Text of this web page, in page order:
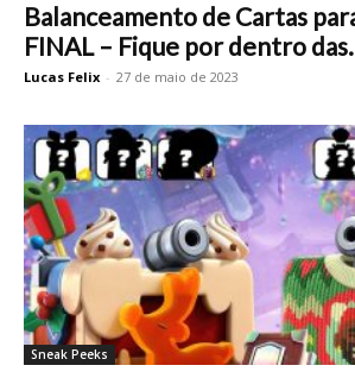
Balanceamento de Cartas
FINAL – Fique por dentro
Lucas Felix - 27 de maio de 2023
Sneak Peeks